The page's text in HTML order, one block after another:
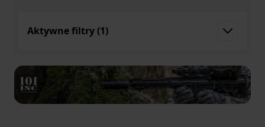
Aktywne filtry (1)